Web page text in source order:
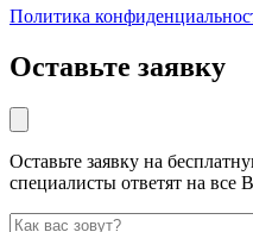
Политика
Оставьте заявку
Оставьте заявку на
специалисты ответят на все